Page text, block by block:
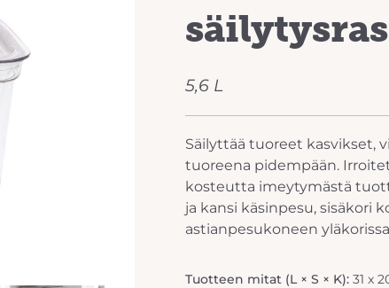
5,6 L
Säilyttää tuoreet kasvikset,
tuoreena pidempään.
kosteutta imeytymästä
ja kansi käsinpesu, sisäkori
astianpesukoneen
Tuotteen mitat (L × S × K): 31 x